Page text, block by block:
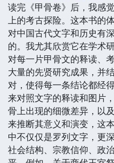
读完《甲骨卷》后，我感
上的考古探险。这本书的
对中国古代文字和历史有
的。我尤其欣赏它在学术
对每一片甲骨文的释读、
大量的先贤研究成果，并
对，使得每一条结论都经
来对照文字的释读和图片
骨上出现的细微差异，以
来推断其意义和演变，这
中不仅仅是罗列文字，更
社会结构、宗教信仰、政